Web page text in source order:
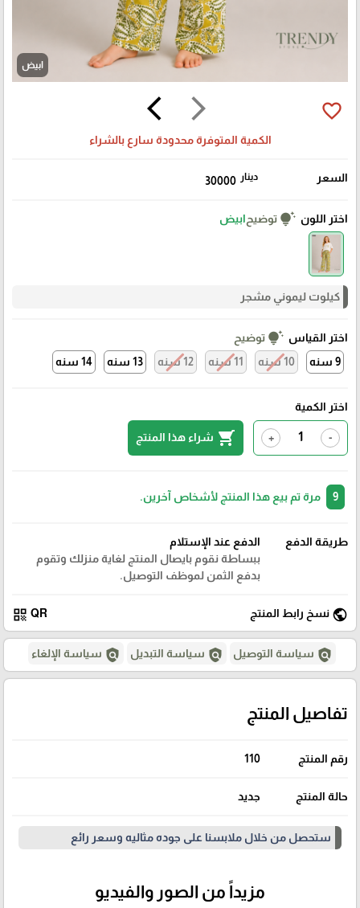
ابيض
arrow_forward_ios
arrow_back_ios favorite_border
الكمية المتوفرة محدودة سارع بالشراء
السعر 30000 دينار
اختر اللون tips_and_updates توضيحابيض
كيلوت ليموني مشجر
اختر القياس tips_and_updates توضيح
9 سنه
10 سنه 11 سنه 12 سنه 13 سنه 14 سنه
اختر الكمية
-
+
shopping_cart شراء هذا المنتج
مرة تم بيع هذا المنتج لأشخاص آخرين.
طريقة الدفع
الدفع عند الإستلام
ببساطة نقوم بايصال المنتج لغاية منزلك وتقوم
بدفع الثمن لموظف التوصيل.
public نسخ رابط المنتج QR
qr_code
policy سياسة التوصيل policy سياسة التبديل policy سياسة الإلغاء
تفاصيل المنتج
رقم المنتج 110
حالة المنتج جديد
ستحصل من خلال ملابسنا على جوده مثاليه وسعر رائع
مزيداً من الصور والفيديو